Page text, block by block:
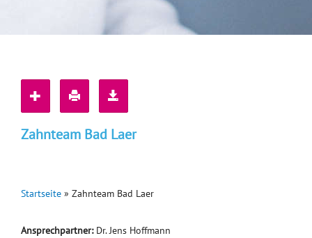
Zahnteam Bad Laer
Startseite » Zahnteam Bad Laer
Ansprechpartner: Dr. Jens Hoffmann